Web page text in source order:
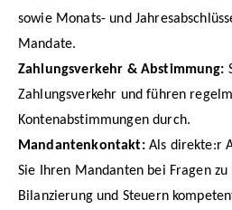
sowie Monats- und
Mandate.
Zahlungsverkehr & Abstimmung:
Zahlungsverkehr und führen
Kontenabstimmungen durch.
Mandantenkontakt:Als direkte:r
Sie Ihren Mandanten bei Fragen zu
Bilanzierung und Steuern